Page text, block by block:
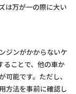
は万が一の際に大い
ジンがかからないケ
ることで、他の車か
能です。ただし、
方法を事前に確認し